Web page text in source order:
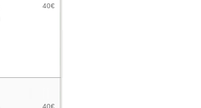
40€
40€